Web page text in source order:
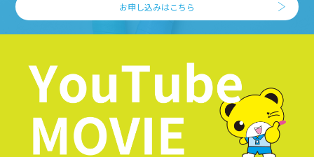
お申し込みはこちら